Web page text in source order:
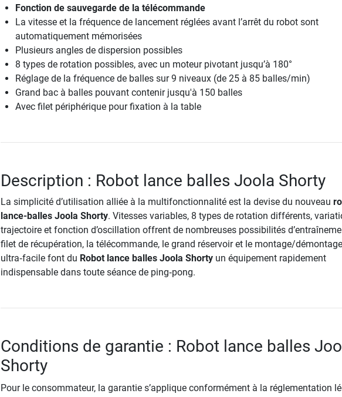
Fonction de sauvegarde de la télécommande
La vitesse et la fréquence de lancement réglées avant l’arrêt du robot sont
automatiquement mémorisées
Plusieurs angles de dispersion possibles
8 types de rotation possibles, avec un moteur pivotant jusqu’à 180°
Réglage de la fréquence de balles sur 9 niveaux (de 25 à 85 balles/min)
Grand bac à balles pouvant contenir jusqu'à 150 balles
Avec filet périphérique pour fixation à la table
Description : Robot lance balles Joola Shorty
La simplicité d’utilisation alliée à la multifonctionnalité est la devise du nouveau
lance-balles Joola Shorty. Vitesses variables, 8 types de rotation différents,
trajectoire et fonction d’oscillation offrent de nombreuses possibilités
filet de récupération, la télécommande, le grand réservoir et le montage/démontage
ultra‑facile font du Robot lance balles Joola Shortyun équipement rapidement
indispensable dans toute séance de ping‑pong.
Conditions de garantie : Robot lance balles
Shorty
Pour le consommateur, la garantie s’applique conformément à la réglementation